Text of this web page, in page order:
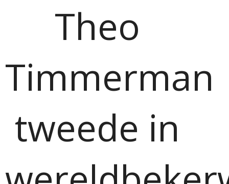
Theo
Timmerman
tweede in